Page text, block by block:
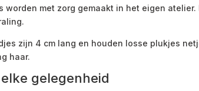
worden met zorg gemaakt in het eigen
zijn 4 cm lang en houden losse plukjes
haar.
gelegenheid